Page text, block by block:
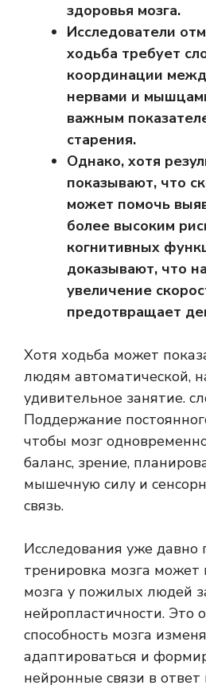
здоровья мозга.
Исследователи
ходьба требует
координации
нервами и
важным
старения.
Однако, хотя
показывают, что
может помочь
более высоким
когнитивных
доказывают, что
увеличение
предотвращает
Хотя ходьба может
людям автоматической,
удивительное занятие.
Поддержание
чтобы мозг
баланс, зрение,
мышечную силу и
связь.
Исследования уже давно
тренировка мозга может
мозга у пожилых людей
нейропластичности. Это
способность мозга
адаптироваться и
нейронные связи в ответ